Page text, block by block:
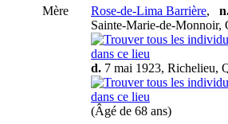
Mère
Rose-de-Lima Barrière,
Sainte-Marie-de-Monnoir,
d. 7 mai 1923, Richelieu,
(Âgé de 68 ans)